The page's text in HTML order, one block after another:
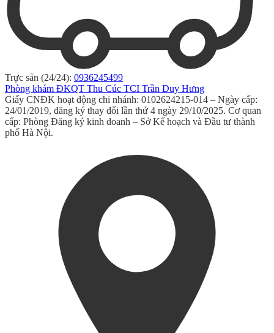
Trực sản (24/24): 0936245499
Phòng khám ĐKQT Thu Cúc TCI Trần Duy Hưng
Giấy CNĐK hoạt động chi nhánh: 0102624215-014 – Ngày cấp:
24/01/2019, đăng ký thay đổi lần thứ 4 ngày 29/10/2025. Cơ quan
cấp: Phòng Đăng ký kinh doanh – Sở Kế hoạch và Đầu tư thành
phố Hà Nội.